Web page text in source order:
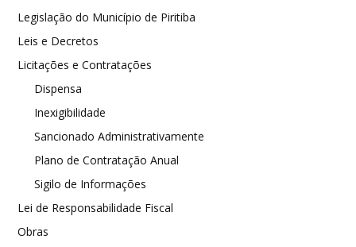
Legislação do Município de Piritiba
Leis e Decretos
Licitações e Contratações
Dispensa
Inexigibilidade
Sancionado Administrativamente
Plano de Contratação Anual
Sigilo de Informações
Lei de Responsabilidade Fiscal
Obras